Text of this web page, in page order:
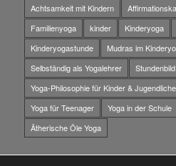
Achtsamkeit mit Kindern
Familienyoga
kinder Kinderyoga
Kinderyogastunde
Mudras im
Selbständig als Yogalehrer
Stundenbild
Yoga-Philosophie für Kinder & Jugendliche
Yoga für Teenager
Yoga in der Schule
Ätherische Öle Yoga